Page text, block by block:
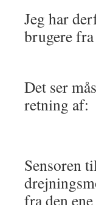
Jeg har
brugere
Det ser
retning af:
Sensoren
fra den